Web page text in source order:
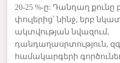
20-25 %-ը: Դանդաղ քունը
փուլերից՝ նինջ, երբ
ակտվության նվազում,
դանդաղասրտություն,
համակարգերի